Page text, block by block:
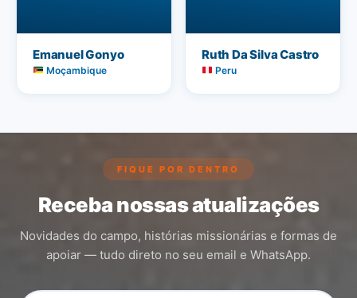
Emanuel Gonyo
Moçambique
Ruth Da Silva Castro
Peru
FIQUE POR DENTRO
Receba nossas atualizações
Novidades do campo, histórias missionárias e formas de
apoiar — tudo direto no seu email e WhatsApp.